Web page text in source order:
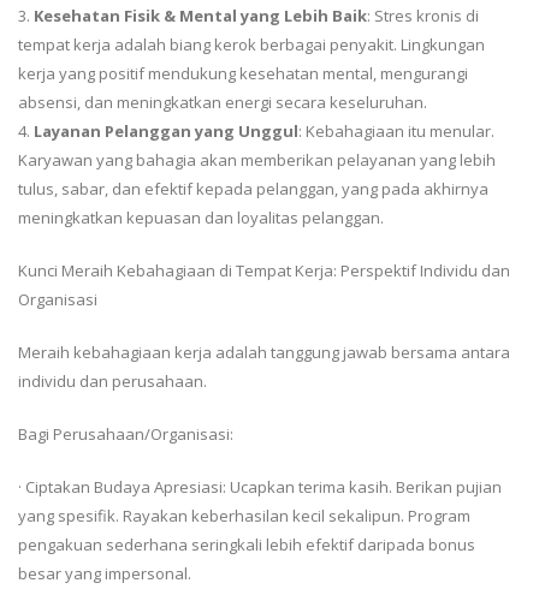
3. Kesehatan Fisik & Mental yang Lebih Baik: Stres kronis di
tempat kerja adalah biang kerok berbagai penyakit. Lingkungan
kerja yang positif mendukung kesehatan mental, mengurangi
absensi, dan meningkatkan energi secara keseluruhan.
4. Layanan Pelanggan yang Unggul: Kebahagiaan itu menular.
Karyawan yang bahagia akan memberikan pelayanan yang lebih
tulus, sabar, dan efektif kepada pelanggan, yang pada akhirnya
meningkatkan kepuasan dan loyalitas pelanggan.
Kunci Meraih Kebahagiaan di Tempat Kerja: Perspektif Individu dan
Organisasi
Meraih kebahagiaan kerja adalah tanggung jawab bersama antara
individu dan perusahaan.
Bagi Perusahaan/Organisasi:
· Ciptakan Budaya Apresiasi: Ucapkan terima kasih. Berikan pujian
yang spesifik. Rayakan keberhasilan kecil sekalipun. Program
pengakuan sederhana seringkali lebih efektif daripada bonus
besar yang impersonal.